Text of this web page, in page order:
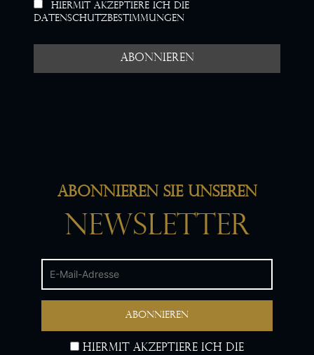
Hiermit akzeptiere ich die
Datenschutzbestimmungen
Abonnieren Sie unseren
Newsletter
Hiermit akzeptiere ich die